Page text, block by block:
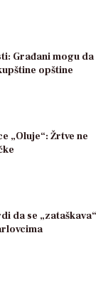
Građani mogu da
opštine
„Oluje“: Žrtve ne
da se „zataškava“